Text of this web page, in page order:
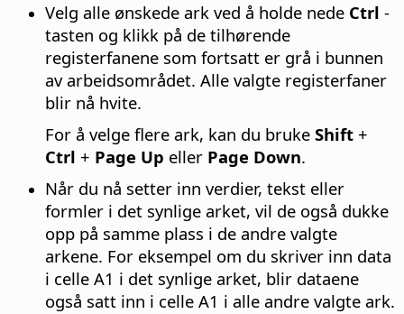
Velg alle ønskede ark ved å holde nede Ctrl -
tasten og klikk på de tilhørende
registerfanene som fortsatt er grå i bunnen
av arbeidsområdet. Alle valgte registerfaner
blir nå hvite.
For å velge flere ark, kan du bruke Shift +
Ctrl + Page Up eller Page Down.
Når du nå setter inn verdier, tekst eller
formler i det synlige arket, vil de også dukke
opp på samme plass i de andre valgte
arkene. For eksempel om du skriver inn data
i celle A1 i det synlige arket, blir dataene
også satt inn i celle A1 i alle andre valgte ark.